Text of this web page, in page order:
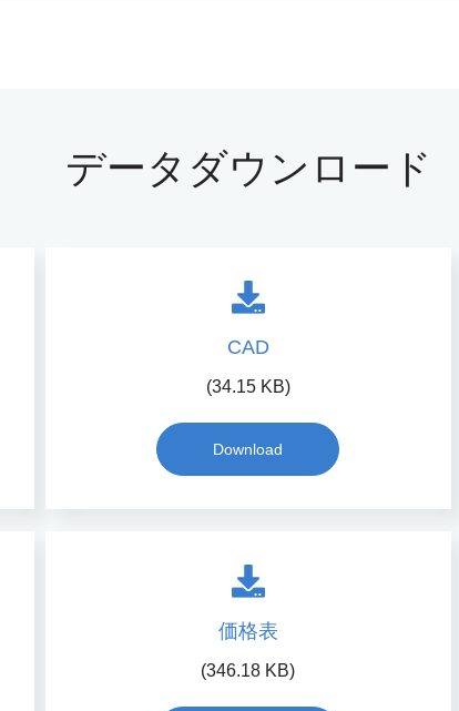
データダウンロード
CAD
(34.15 KB)
Download
価格表
(346.18 KB)